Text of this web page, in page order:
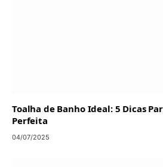
Toalha de Banho Ideal: 5 Dicas
Perfeita
04/07/2025